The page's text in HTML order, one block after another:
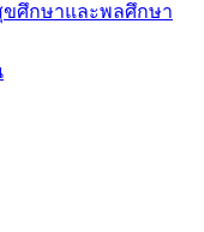
ขศึกษาและพลศึกษา